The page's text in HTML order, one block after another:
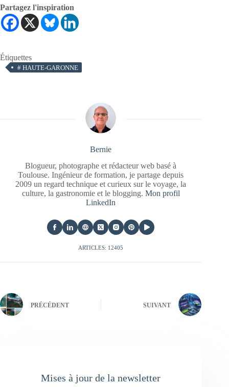
Partagez l'inspiration
Étiquettes
# HAUTE-GARONNE
Bernie
Blogueur, photographe et rédacteur web basé à
Toulouse. Ingénieur de formation, je partage depuis
2009 un regard technique et curieux sur le voyage, la
culture, la gastronomie et le blogging. Mon profil
LinkedIn
ARTICLES: 12405
PRÉCÉDENT SUIVANT
Mises à jour de la newsletter